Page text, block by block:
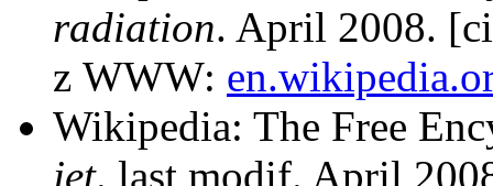
radiation. April 2008.
z WWW:
Wikipedia: The Free
jet. last modif. April